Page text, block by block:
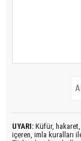
UYARI: Küfür,
içeren, imla kuralları